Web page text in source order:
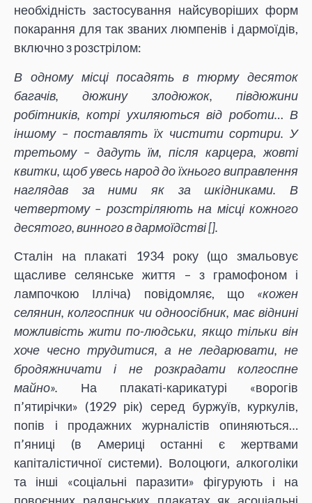
необхідність застосування найсуворіших форм
покарання для так званих люмпенів і дармоїдів,
включно з розстрілом:
В одному місці посадять в тюрму десяток
багачів, дюжину злодюжок, півдюжини
робітників, котрі ухиляються від роботи… В
іншому – поставлять їх чистити сортири. У
третьому – дадуть їм, після карцера, жовті
квитки, щоб увесь народ до їхнього виправлення
наглядав за ними як за шкідниками. В
четвертому – розстріляють на місці кожного
десятого, винного в дармоїдстві [].
Сталін на плакаті 1934 року (що змальовує
щасливе селянське життя – з грамофоном і
лампочкою Ілліча) повідомляє, що «кожен
селянин, колгоспник чи одноосібник, має віднині
можливість жити по-людськи, якщо тільки він
хоче чесно трудитися, а не ледарювати, не
бродяжничати і не розкрадати колгоспне
майно». На плакаті-карикатурі «ворогів
п’ятирічки» (1929 рік) серед буржуїв, куркулів,
попів і продажних журналістів опиняються…
п’яниці (в Америці останні є жертвами
капіталістичної системи). Волоцюги, алкоголіки
та інші «соціальні паразити» фігурують і на